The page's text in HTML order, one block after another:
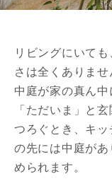
リビングにいて
さは全くありま
中庭が家の真ん中
「ただいま」と
つろぐとき、キ
の先には中庭が
められます。